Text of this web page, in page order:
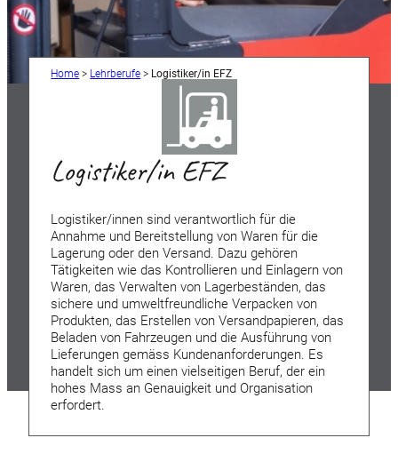
Home > Lehrberufe > Logistiker/in EFZ
Logistiker/in EFZ
Logistiker/innen sind verantwortlich für die
Annahme und Bereitstellung von Waren für die
Lagerung oder den Versand. Dazu gehören
Tätigkeiten wie das Kontrollieren und Einlagern von
Waren, das Verwalten von Lagerbeständen, das
sichere und umweltfreundliche Verpacken von
Produkten, das Erstellen von Versandpapieren, das
Beladen von Fahrzeugen und die Ausführung von
Lieferungen gemäss Kundenanforderungen. Es
handelt sich um einen vielseitigen Beruf, der ein
hohes Mass an Genauigkeit und Organisation
erfordert.